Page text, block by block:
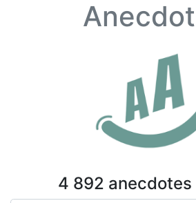
4 892 anecdotes